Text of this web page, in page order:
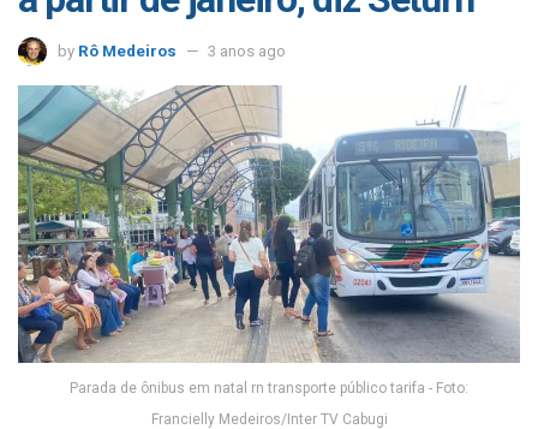
by Rô Medeiros 3 anos ago
Parada de ônibus em natal rn transporte público tarifa - Foto:
Francielly Medeiros/Inter TV Cabugi